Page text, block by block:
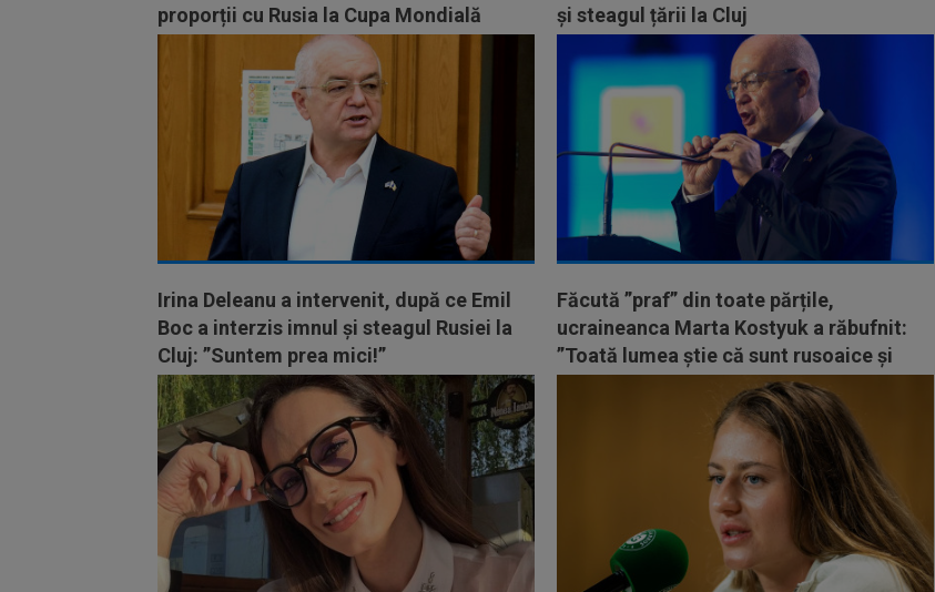
proporții cu Rusia la Cupa Mondială
și steagul țării la Cluj
Irina Deleanu a intervenit, după ce Emil
Boc a interzis imnul și steagul Rusiei la
Cluj: ”Suntem prea mici!”
Făcută ”praf” din toate părțile,
ucraineanca Marta Kostyuk a răbufnit:
”Toată lumea ştie că sunt rusoaice şi